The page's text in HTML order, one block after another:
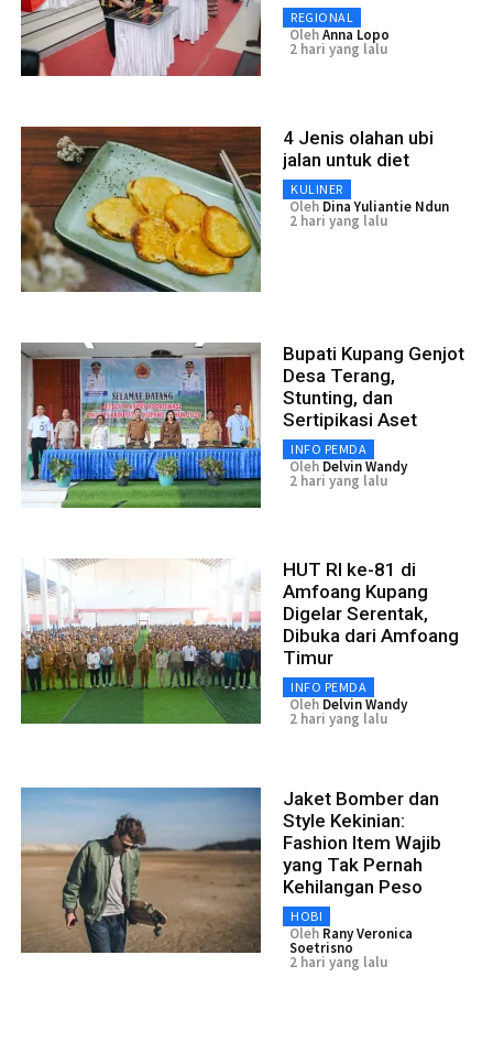
REGIONAL
OlehAnna Lopo
2 hari yang lalu
4 Jenis olahan ubi
jalan untuk diet
KULINER
Oleh Dina Yuliantie Ndun
2 hari yang lalu
Bupati Kupang Genjot
Desa Terang,
Stunting, dan
Sertipikasi Aset
INFO PEMDA
Oleh Delvin Wandy
2 hari yang lalu
HUT RI ke-81 di
Amfoang Kupang
Digelar Serentak,
Dibuka dari Amfoang
Timur
INFO PEMDA
Oleh Delvin Wandy
2 hari yang lalu
Jaket Bomber dan
Style Kekinian:
Fashion Item Wajib
yang Tak Pernah
Kehilangan Peso
HOBI
Oleh Rany Veronica
Soetrisno
2 hari yang lalu